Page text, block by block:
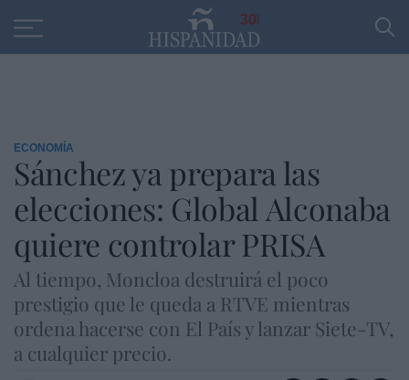
30
ECONOMÍA
Sánchez ya prepara las
elecciones: Global Alconaba
quiere controlar PRISA
Al tiempo, Moncloa destruirá el poco
prestigio que le queda a RTVE mientras
ordena hacerse con El País y lanzar Siete-TV,
a cualquier precio.